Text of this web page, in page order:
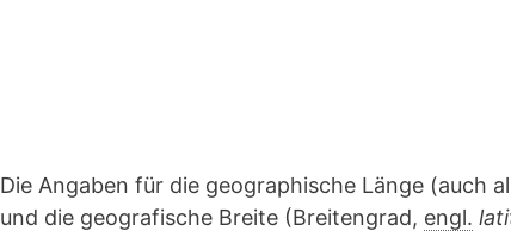
Die Angaben für die geographische Länge (auch
und die geografische Breite (Breitengrad, engl.